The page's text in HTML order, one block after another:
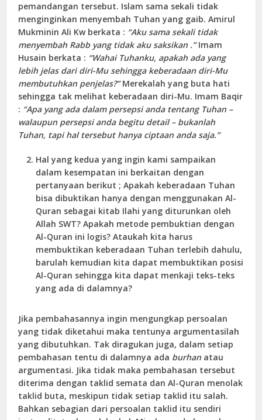
pemandangan tersebut. Islam sama sekali tidak
menginginkan menyembah Tuhan yang gaib. Amirul
Mukminin Ali Kw berkata : “Aku sama sekali tidak
menyembah Rabb yang tidak aku saksikan .”Imam
Husain berkata : “Wahai Tuhanku, apakah ada yang
lebih jelas dari diri-Mu sehingga keberadaan diri-Mu
membutuhkan penjelas?”Merekalah yang buta hati
sehingga tak melihat keberadaan diri-Mu. Imam Baqir
: “Apa yang ada dalam persepsi anda tentang Tuhan –
walaupun persepsi anda begitu detail – bukanlah
Tuhan, tapi hal tersebut hanya ciptaan anda saja.”
Hal yang kedua yang ingin kami sampaikan
dalam kesempatan ini berkaitan dengan
pertanyaan berikut ; Apakah keberadaan Tuhan
bisa dibuktikan hanya dengan menggunakan Al-
Quran sebagai kitab Ilahi yang diturunkan oleh
Allah SWT? Apakah metode pembuktian dengan
Al-Quran ini logis? Ataukah kita harus
membuktikan keberadaan Tuhan terlebih dahulu,
barulah kemudian kita dapat membuktikan posisi
Al-Quran sehingga kita dapat menkaji teks-teks
yang ada di dalamnya?
Jika pembahasannya ingin mengungkap persoalan
yang tidak diketahui maka tentunya argumentasilah
yang dibutuhkan. Tak diragukan juga, dalam setiap
pembahasan tentu di dalamnya ada burhan atau
argumentasi. Jika tidak maka pembahasan tersebut
diterima dengan taklid semata dan Al-Quran menolak
taklid buta, meskipun tidak setiap taklid itu salah.
Bahkan sebagian dari persoalan taklid itu sendiri